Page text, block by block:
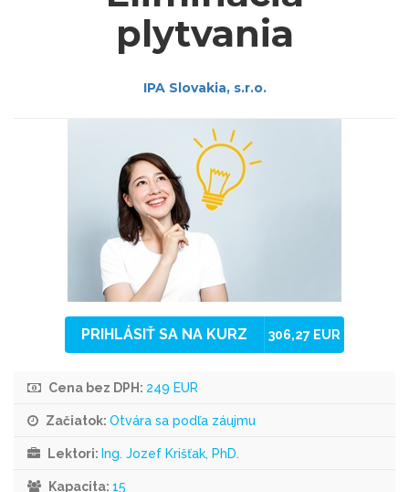
plytvania
IPA Slovakia, s.r.o.
PRIHLÁSIŤ SA NA KURZ 306,27 EUR
Cena bez DPH: 249 EUR
Začiatok: Otvára sa podľa záujmu
Lektori: Ing. Jozef Krišťak, PhD.
Kapacita: 15